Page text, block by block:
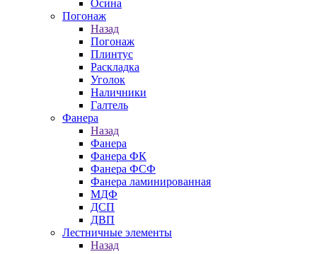
Осина
Погонаж
Назад
Погонаж
Плинтус
Раскладка
Уголок
Наличники
Галтель
Фанера
Назад
Фанера
Фанера ФК
Фанера ФСФ
Фанера ламинированная
МДФ
ДСП
ДВП
Лестничные элементы
Назад